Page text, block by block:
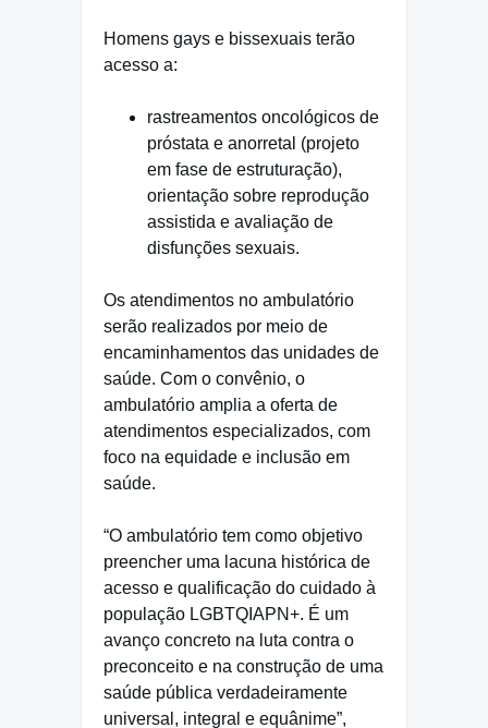
Homens gays e bissexuais terão
acesso a:
rastreamentos oncológicos de
próstata e anorretal (projeto
em fase de estruturação),
orientação sobre reprodução
assistida e avaliação de
disfunções sexuais.
Os atendimentos no ambulatório
serão realizados por meio de
encaminhamentos das unidades de
saúde. Com o convênio, o
ambulatório amplia a oferta de
atendimentos especializados, com
foco na equidade e inclusão em
saúde.
“O ambulatório tem como objetivo
preencher uma lacuna histórica de
acesso e qualificação do cuidado à
população LGBTQIAPN+. É um
avanço concreto na luta contra o
preconceito e na construção de uma
saúde pública verdadeiramente
universal, integral e equânime”,